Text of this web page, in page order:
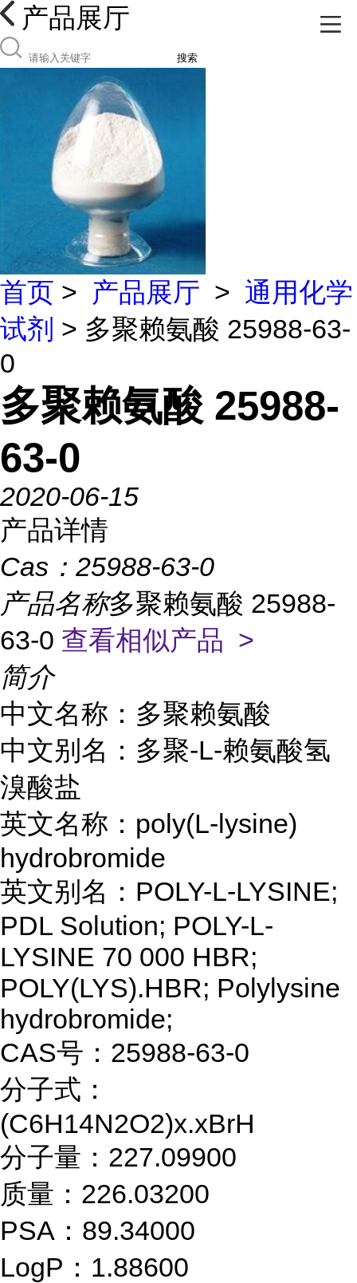
产品展厅
搜索
首页 > 产品展厅 > 通用化学
试剂 > 多聚赖氨酸 25988-63-
0
多聚赖氨酸 25988-
63-0
2020-06-15
产品详情
Cas： 25988-63-0
产品名称多聚赖氨酸 25988-
63-0 查看相似产品 >
简介
中文名称：多聚赖氨酸
中文别名：多聚-L-赖氨酸氢
溴酸盐
英文名称：poly(L-lysine)
hydrobromide
英文别名：POLY-L-LYSINE;
PDL Solution; POLY-L-
LYSINE 70 000 HBR;
POLY(LYS).HBR; Polylysine
hydrobromide;
CAS号：25988-63-0
分子式：
(C6H14N2O2)x.xBrH
分子量：227.09900
质量：226.03200
PSA：89.34000
LogP：1.88600